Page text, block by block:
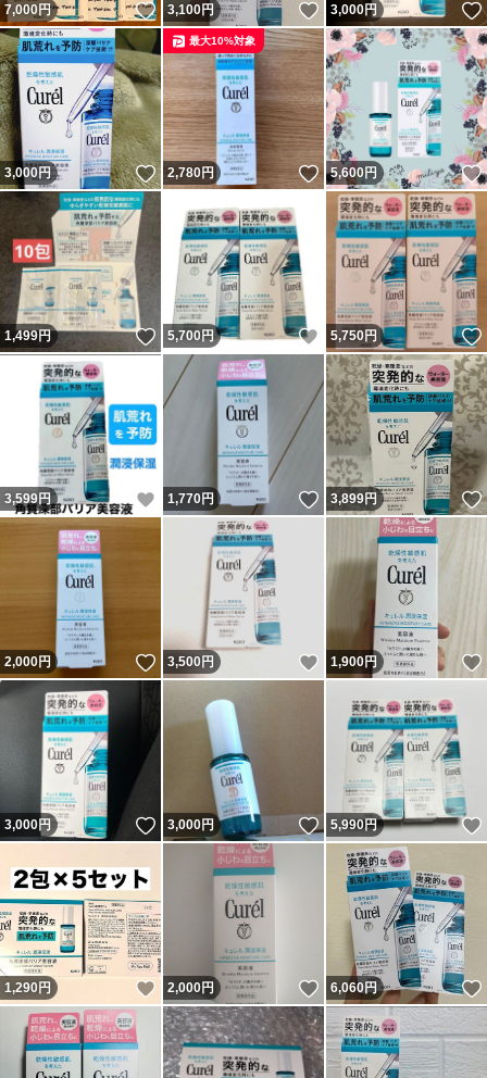
7,000円 いいね！
3,100円 いいね！
3,000円
3,000円 いいね！
2,780円 いいね！
最大10%対象
5,600円
1,499円 いいね！
5,700円 いいね！
5,750円
3,599円 いいね！
1,770円 いいね！
3,899円
2,000円 いいね！
3,500円 いいね！
1,900円
3,000円 いいね！
3,000円 いいね！
5,990円
1,290円 いいね！
2,000円 いいね！
6,060円